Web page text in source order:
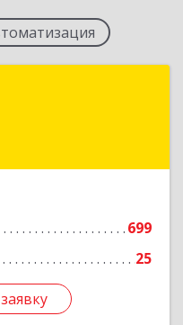
699
25
г, Гагарина